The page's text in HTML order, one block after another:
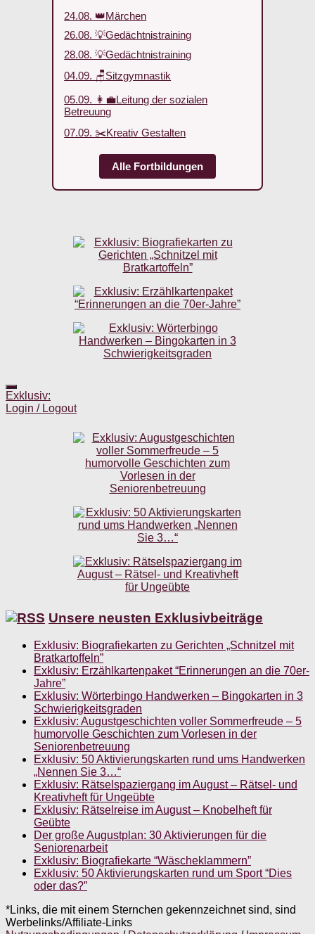
24.08. 👑Märchen
26.08. 💡Gedächtnistraining
28.08. 💡Gedächtnistraining
04.09. 🪑Sitzgymnastik
05.09. 👩‍💼Leitung der sozialen
Betreuung
07.09. ✂️Kreativ Gestalten
Alle Fortbildungen
Exklusiv:
Login / Logout
Unsere neusten Exklusivbeiträge
Exklusiv: Biografiekarten zu Gerichten „Schnitzel mit
Bratkartoffeln”
Exklusiv: Erzählkartenpaket “Erinnerungen an die 70er-
Jahre”
Exklusiv: Wörterbingo Handwerken – Bingokarten in 3
Schwierigkeitsgraden
Exklusiv: Augustgeschichten voller Sommerfreude – 5
humorvolle Geschichten zum Vorlesen in der
Seniorenbetreuung
Exklusiv: 50 Aktivierungskarten rund ums Handwerken
„Nennen Sie 3…“
Exklusiv: Rätselspaziergang im August – Rätsel- und
Kreativheft für Ungeübte
Exklusiv: Rätselreise im August – Knobelheft für
Geübte
Der große Augustplan: 30 Aktivierungen für die
Seniorenarbeit
Exklusiv: Biografiekarte “Wäscheklammern”
Exklusiv: 50 Aktivierungskarten rund um Sport “Dies
oder das?”
*Links, die mit einem Sternchen gekennzeichnet sind, sind
Werbelinks/Affiliate-Links